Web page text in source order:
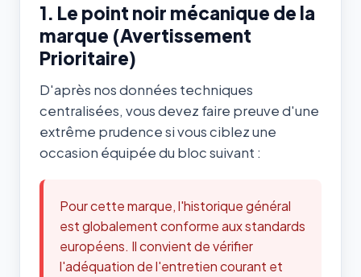
1. Le point noir mécanique de la
marque (Avertissement
Prioritaire)
D'après nos données techniques
centralisées, vous devez faire preuve d'une
extrême prudence si vous ciblez une
occasion équipée du bloc suivant :
Pour cette marque, l'historique général
est globalement conforme aux standards
européens. Il convient de vérifier
l'adéquation de l'entretien courant et